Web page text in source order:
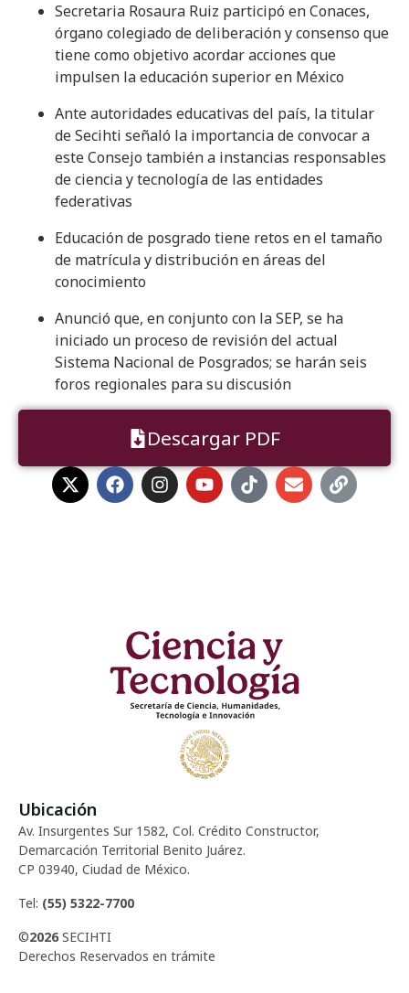
Secretaria Rosaura Ruiz participó en Conaces,
órgano colegiado de deliberación y consenso que
tiene como objetivo acordar acciones que
impulsen la educación superior en México
Ante autoridades educativas del país, la titular
de Secihti señaló la importancia de convocar a
este Consejo también a instancias responsables
de ciencia y tecnología de las entidades
federativas
Educación de posgrado tiene retos en el tamaño
de matrícula y distribución en áreas del
conocimiento
Anunció que, en conjunto con la SEP, se ha
iniciado un proceso de revisión del actual
Sistema Nacional de Posgrados; se harán seis
foros regionales para su discusión
Descargar PDF
Ubicación
Av. Insurgentes Sur 1582, Col. Crédito Constructor,
Demarcación Territorial Benito Juárez.
CP 03940, Ciudad de México.
Tel: (55) 5322-7700
©2026 SECIHTI
Derechos Reservados en trámite